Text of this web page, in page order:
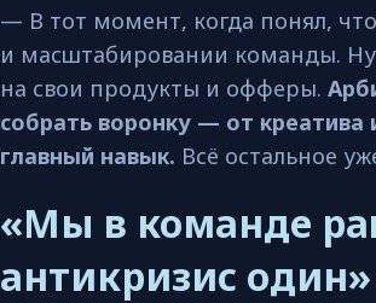
— В тот момент, когда понял,
и масштабировании команды.
на свои продукты и офферы.
собрать воронку — от креатива
главный навык. Всё остальное
«Мы в команде
антикризис один»